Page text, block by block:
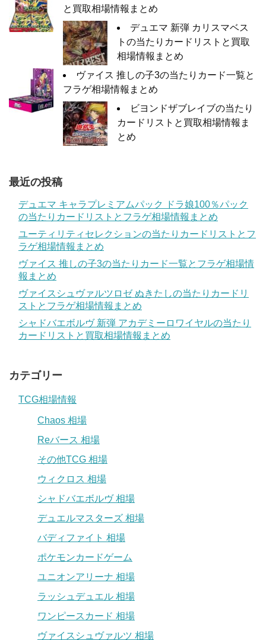
と買取相場情報まとめ
デュエマ 新弾 カリスマベス
トの当たりカードリストと買取
相場情報まとめ
ヴァイス 推しの子3の当たりカード一覧と
フラゲ相場情報まとめ
ビヨンドザブレイブの当たり
カードリストと買取相場情報ま
とめ
最近の投稿
デュエマ キャラプレミアムパック ドラ娘100％パック
の当たりカードリストとフラゲ相場情報まとめ
ユーティリティセレクションの当たりカードリストとフ
ラゲ相場情報まとめ
ヴァイス 推しの子3の当たりカード一覧とフラゲ相場情
報まとめ
ヴァイスシュヴァルツロゼ ぬきたしの当たりカードリ
ストとフラゲ相場情報まとめ
シャドバエボルヴ 新弾 アカデミーロワイヤルの当たり
カードリストと買取相場情報まとめ
カテゴリー
TCG相場情報
Chaos 相場
Reバース 相場
その他TCG 相場
ウィクロス 相場
シャドバエボルヴ 相場
デュエルマスターズ 相場
バディファイト 相場
ポケモンカードゲーム
ユニオンアリーナ 相場
ラッシュデュエル 相場
ワンピースカード 相場
ヴァイスシュヴァルツ 相場